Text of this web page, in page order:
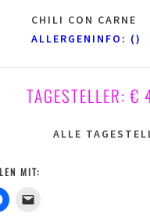
CHILI CON CARNE
ALLERGENINFO: ()
TAGESTELLER:
ALLE
MIT: